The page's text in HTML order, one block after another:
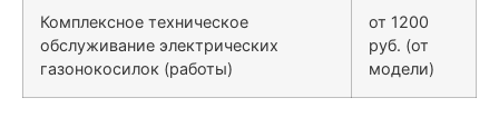
Комплексное техническое
обслуживание электрических
газонокосилок (работы)
от 1200
руб. (от
модели)